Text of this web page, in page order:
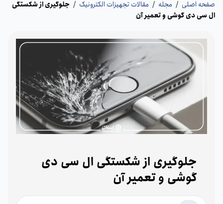
صفحه اصلی / مجله / مقالات تجهیزات الکترونیک / جلوگیری از شکستگی
ال سی دی گوشی و تعمیر آن
جلوگیری از شکستگی ال سی دی
گوشی و تعمیر آن